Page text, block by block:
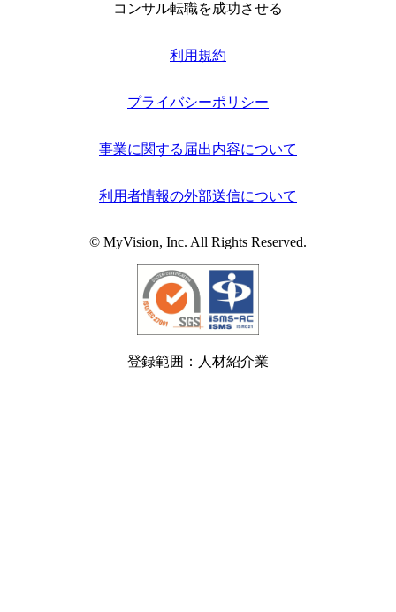
コンサル転職を成功させる
利用規約
プライバシーポリシー
事業に関する届出内容について
利用者情報の外部送信について
© MyVision, Inc. All Rights Reserved.
登録範囲：人材紹介業